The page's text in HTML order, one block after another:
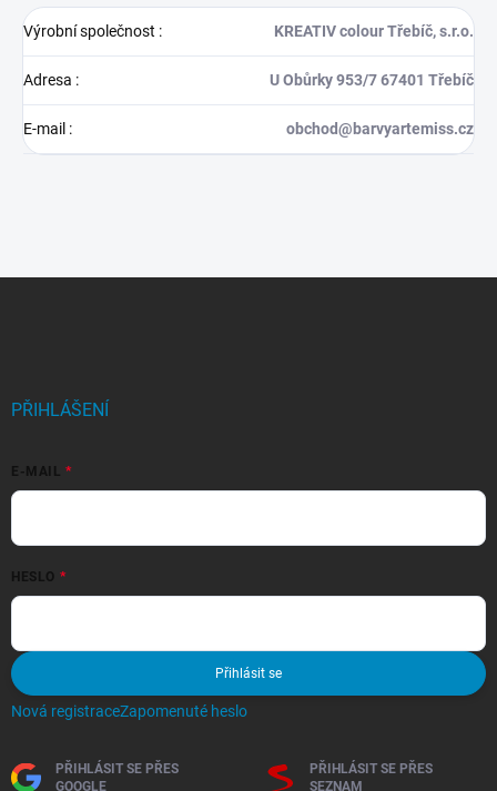
Výrobní společnost : KREATIV colour Třebíč, s.r.o.
Adresa : U Obůrky 953/7 67401 Třebíč
E-mail : obchod@barvyartemiss.cz
PŘIHLÁŠENÍ
E-MAIL
HESLO
Přihlásit se
Nová registraceZapomenuté heslo
PŘIHLÁSIT SE PŘES
GOOGLE
PŘIHLÁSIT SE PŘES
SEZNAM